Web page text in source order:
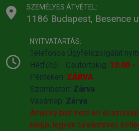
SZEMÉLYES ÁTVÉTEL:
1186 Budapest, Besence
NYITVATARTÁS:
Telefonos Ügyfélszolgálat
Hétfőtől - Csütörtökig: 10:00 -
Pénteken: ZÁRVA
Szombaton: Zárva
Vasárnap: Zárva
Amennyiben nem éri el
kérjük legyen türelemmel,